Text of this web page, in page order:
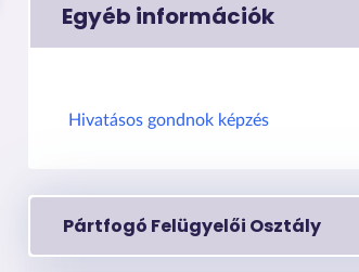
Egyéb információk
Hivatásos gondnok képzés
Pártfogó Felügyelői Osztály